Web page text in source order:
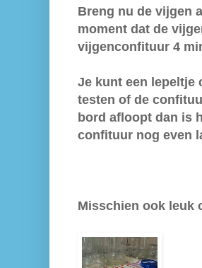
Breng nu de vijgen
moment dat de
vijgenconfituur 4
Je kunt een
testen of de
bord afloopt dan is
confituur nog even
Misschien ook leuk